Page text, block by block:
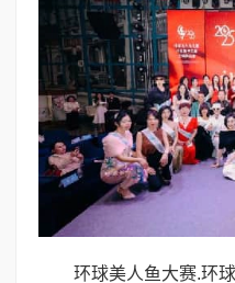
环球美人鱼大赛.环